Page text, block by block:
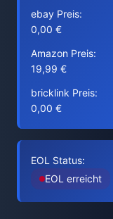
ebay Preis:
0,00 €
Amazon Preis:
19,99 €
bricklink Preis:
0,00 €
EOL Status:
EOL erreicht